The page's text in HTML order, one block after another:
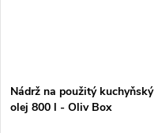
Nádrž na použitý kuchyňský
olej 800 l - Oliv Box